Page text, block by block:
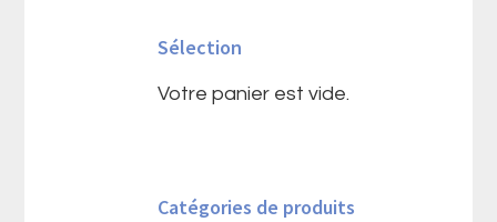
principale
Sélection
Votre panier est vide.
Catégories de produits